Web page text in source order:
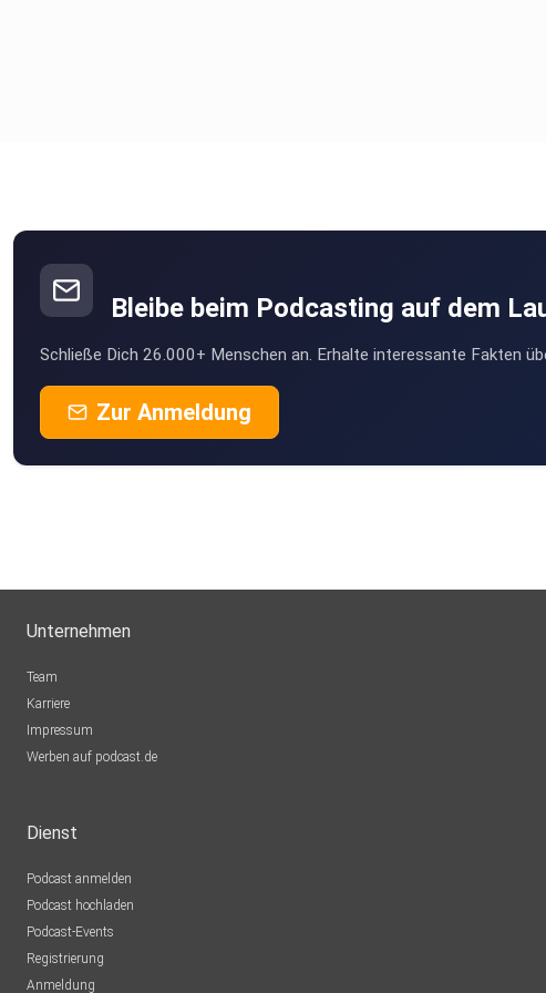
Bleibe beim Podcasting auf dem
Schließe Dich 26.000+ Menschen an. Erhalte interessante Fakten
Zur Anmeldung
Unternehmen
Team
Karriere
Impressum
Werben auf podcast.de
Dienst
Podcast anmelden
Podcast hochladen
Podcast-Events
Registrierung
Anmeldung